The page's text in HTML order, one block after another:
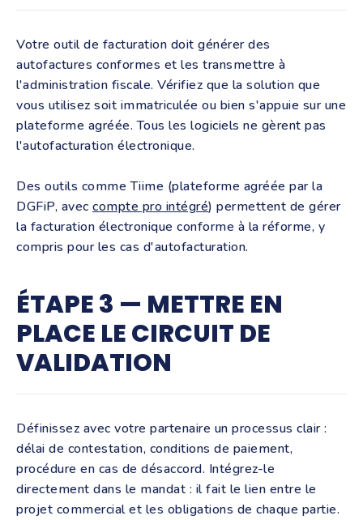
Votre outil de facturation doit générer des
autofactures conformes et les transmettre à
l'administration fiscale. Vérifiez que la solution que
vous utilisez soit immatriculée ou bien s'appuie sur une
plateforme agréée. Tous les logiciels ne gèrent pas
l'autofacturation électronique.
Des outils comme Tiime (plateforme agréée par la
DGFiP, avec compte pro intégré) permettent de gérer
la facturation électronique conforme à la réforme, y
compris pour les cas d'autofacturation.
ÉTAPE 3 — METTRE EN
PLACE LE CIRCUIT DE
VALIDATION
Définissez avec votre partenaire un processus clair :
délai de contestation, conditions de paiement,
procédure en cas de désaccord. Intégrez-le
directement dans le mandat : il fait le lien entre le
projet commercial et les obligations de chaque partie.